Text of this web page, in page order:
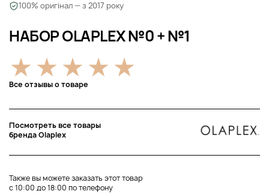
НАБОР OLAPLEX №0 + №1
Все отзывы о товаре
Посмотреть все товары
бренда Olaplex
Также вы можете заказать этот товар
с 10:00 до 18:00 по телефону
100% оригінал — з 2017 року